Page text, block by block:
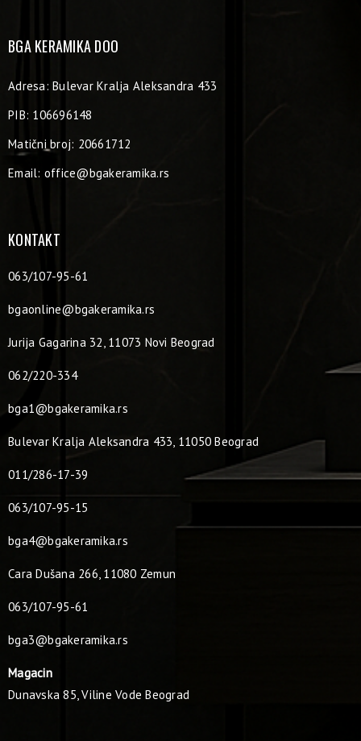
BGA KERAMIKA DOO
Adresa: Bulevar Kralja Aleksandra 433
PIB: 106696148
Matični broj: 20661712
Email: office@bgakeramika.rs
KONTAKT
063/107-95-61
bgaonline@bgakeramika.rs
Jurija Gagarina 32, 11073 Novi Beograd
062/220-334
bga1@bgakeramika.rs
Bulevar Kralja Aleksandra 433, 11050 Beograd
011/286-17-39
063/107-95-15
bga4@bgakeramika.rs
Cara Dušana 266, 11080 Zemun
063/107-95-61
bga3@bgakeramika.rs
Magacin
Dunavska 85, Viline Vode Beograd